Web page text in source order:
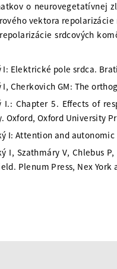
o neurovegetatívnej
vektora
srdcových
Elektrické pole srdca.
Cherkovich GM: The
I.: Chapter 5. Effects of
Oxford, Oxford University
I: Attention and
I, Szathmáry V, Chlebus
Plenum Press, Nex York